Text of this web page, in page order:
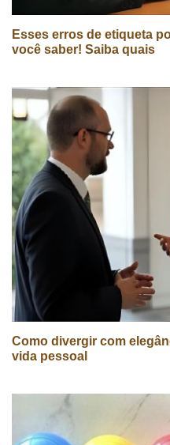
Esses erros de etiqueta
você saber! Saiba quais
Como divergir com
vida pessoal